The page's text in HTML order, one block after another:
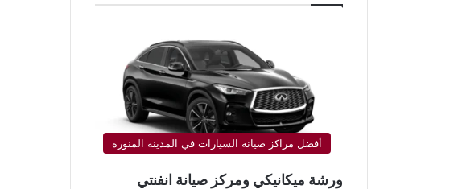
أفضل مراكز صيانة السيارات في المدينة المنورة
ورشة ميكانيكي ومركز صيانة انفنتي